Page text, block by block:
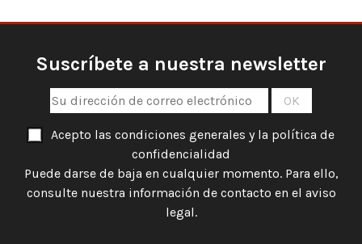
Suscríbete a nuestra newsletter
Acepto las condiciones generales y la política de
confidencialidad
Puede darse de baja en cualquier momento. Para ello,
consulte nuestra información de contacto en el aviso
legal.